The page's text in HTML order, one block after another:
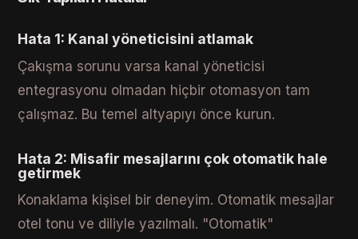
Hata 1: Kanal yöneticisini atlamak
Çakışma sorunu varsa kanal yöneticisi
entegrasyonu olmadan hiçbir otomasyon tam
çalışmaz. Bu temel altyapıyı önce kurun.
Hata 2: Misafir mesajlarını çok otomatik hale
getirmek
Konaklama kişisel bir deneyim. Otomatik mesajlar
otel tonu ve diliyle yazılmalı. "Otomatik"